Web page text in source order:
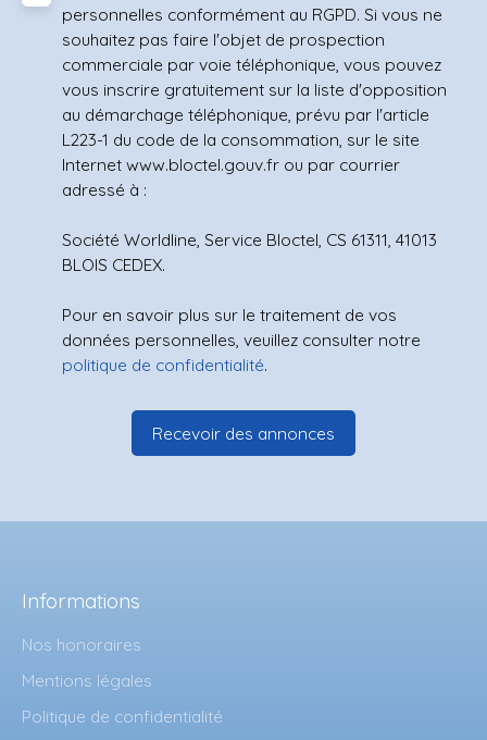
personnelles conformément au RGPD. Si vous ne
souhaitez pas faire l'objet de prospection
commerciale par voie téléphonique, vous pouvez
vous inscrire gratuitement sur la liste d'opposition
au démarchage téléphonique, prévu par l'article
L223-1 du code de la consommation, sur le site
Internet www.bloctel.gouv.fr ou par courrier
adressé à :
Société Worldline, Service Bloctel, CS 61311, 41013
BLOIS CEDEX.
Pour en savoir plus sur le traitement de vos
données personnelles, veuillez consulter notre
politique de confidentialité.
Recevoir des annonces
Informations
Nos honoraires
Mentions légales
Politique de confidentialité